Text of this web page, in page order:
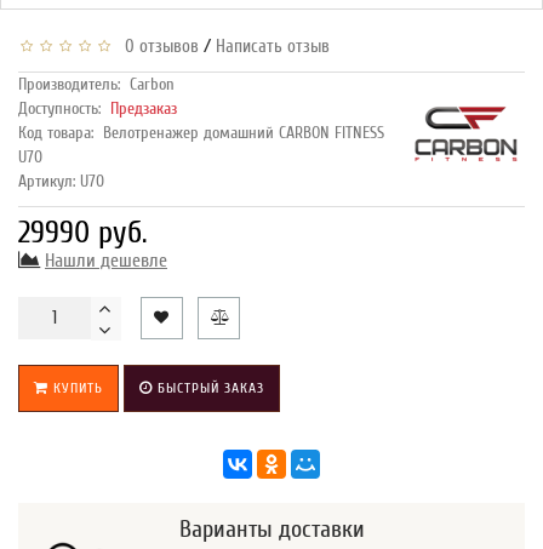
0 отзывов / Написать отзыв
Производитель: Carbon
Доступность: Предзаказ
Код товара: Велотренажер домашний CARBON FITNESS
U70
Артикул: U70
29990 руб.
Нашли дешевле
КУПИТЬ БЫСТРЫЙ ЗАКАЗ
Варианты доставки